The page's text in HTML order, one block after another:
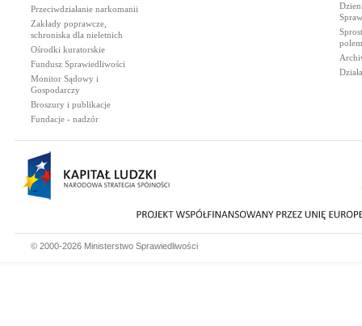
Przeciwdziałanie narkomanii
Zakłady poprawcze,
schroniska dla nieletnich
Ośrodki kuratorskie
Fundusz Sprawiedliwości
Monitor Sądowy i
Gospodarczy
Broszury i publikacje
Fundacje - nadzór
© 2000-2026 Ministerstwo Sprawiedliwości